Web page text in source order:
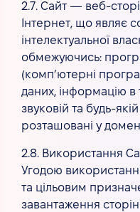
2.7. Сайт — веб-
Інтернет, що являє
інтелектуальної
обмежуючись:
(комп’ютерні
даних, інформацію в
звуковій та будь-
розташовані у
2.8. Використання
Угодою
та цільовим
завантаження